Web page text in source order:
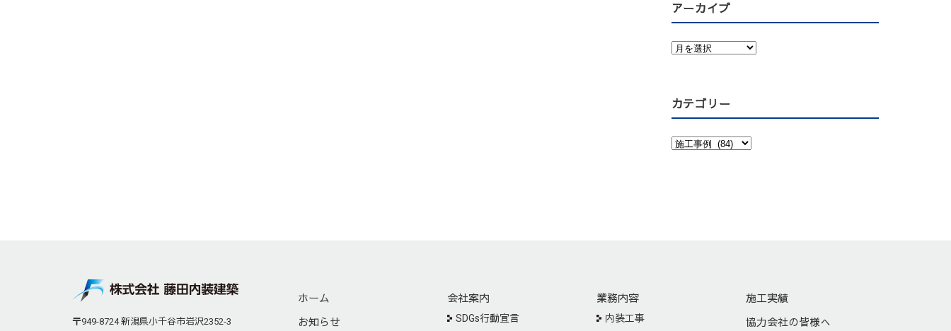
アーカイブ
カテゴリー
〒949-8724 新潟県小千谷市岩沢2352-3
ホーム
お知らせ
会社案内
SDGs行動宣言
業務内容
内装工事
施工実績
協力会社の皆様へ